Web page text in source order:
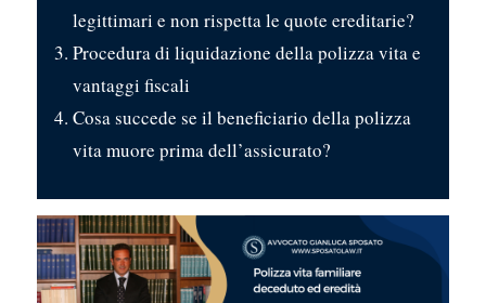
legittimari e non rispetta le quote ereditarie?
Procedura di liquidazione della polizza vita e
vantaggi fiscali
Cosa succede se il beneficiario della polizza
vita muore prima dell’assicurato?